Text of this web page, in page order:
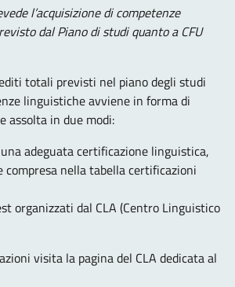
l’acquisizione di competenze
dal Piano di studi quanto a CFU
totali previsti nel piano degli studi
linguistiche avviene in forma di
assolta in due modi:
adeguata certificazione linguistica,
compresa nella tabella certificazioni
organizzati dal CLA (Centro Linguistico
visita la pagina del CLA dedicata al